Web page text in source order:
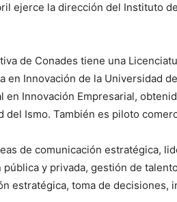
ejerce la dirección del Instituto
de Conades tiene una
en Innovación de la Universidad
Innovación Empresarial,
del Ismo. También es piloto
de comunicación estratégica,
y privada, gestión de
estratégica, toma de decisiones,